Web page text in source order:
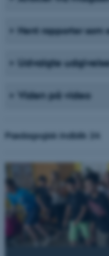
Hent rapporter som
Udvalgte
Viden på video
Pædagogisk indblik 24